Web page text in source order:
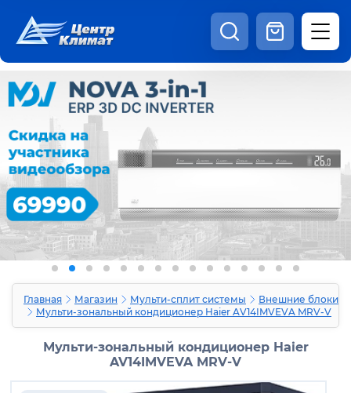
Каталог
Статьи
Наши работы Отзывы
Доставка и оплата Оферта
Контакты
8:00 - 20:00 Шоурум
Главная Магазин Мульти-сплит системы
Внешние блоки
Мульти-зональный кондиционер Haier AV14IMVEVA MRV-V
Мульти-зональный кондиционер Haier
AV14IMVEVA MRV-V